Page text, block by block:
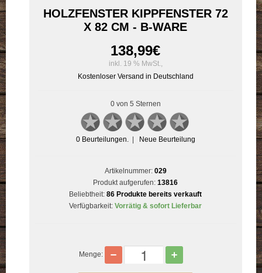
HOLZFENSTER KIPPFENSTER 72
X 82 CM - B-WARE
138,99€
inkl. 19 % MwSt.,
Kostenloser Versand in Deutschland
0 von 5 Sternen
0Beurteilungen.| Neue Beurteilung
Artikelnummer:029
Produkt aufgerufen: 13816
Beliebtheit:86 Produkte bereits verkauft
Verfügbarkeit: Vorrätig & sofort Lieferbar
Menge: